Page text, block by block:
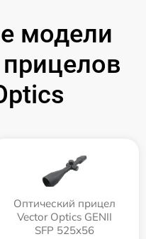
модели
Оптический прицел
Vector Optics GENII
SFP 525x56